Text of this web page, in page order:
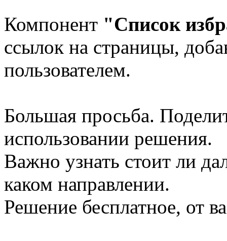
Компонент "Список
ссылок на страницы,
пользователем.
Большая просьба.
использовании решения.
Важно узнать стоит ли
каком направлении.
Решение бесплатное, от